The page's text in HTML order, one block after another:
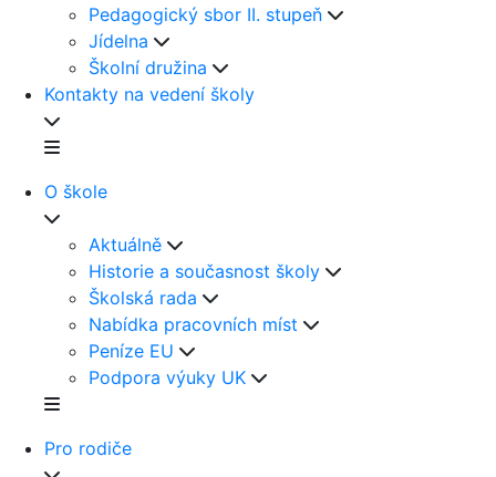
Pedagogický sbor II. stupeň
Jídelna
Školní družina
Kontakty na vedení školy
O škole
Aktuálně
Historie a současnost školy
Školská rada
Nabídka pracovních míst
Peníze EU
Podpora výuky UK
Pro rodiče